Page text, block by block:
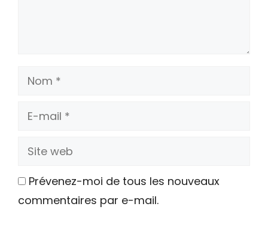
Nom
E-
Site
Prévenez-moi de tous les nouveaux
commentaires par e-mail.